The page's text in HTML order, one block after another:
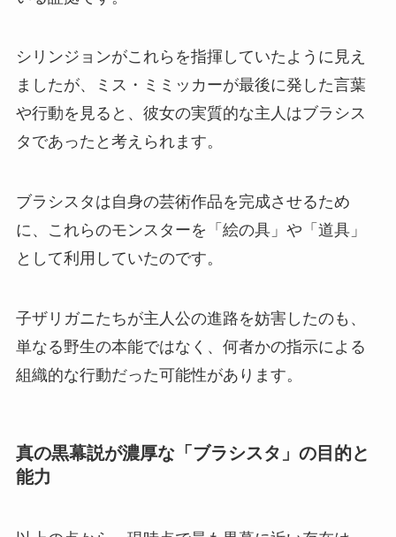
シリンジョンがこれらを指揮していたように見え
ましたが、ミス・ミミッカーが最後に発した言葉
や行動を見ると、彼女の実質的な主人はブラシス
タであったと考えられます。
ブラシスタは自身の芸術作品を完成させるため
に、これらのモンスターを「絵の具」や「道具」
として利用していたのです。
子ザリガニたちが主人公の進路を妨害したのも、
単なる野生の本能ではなく、何者かの指示による
組織的な行動だった可能性があります。
真の黒幕説が濃厚な「ブラシスタ」の目的と
能力